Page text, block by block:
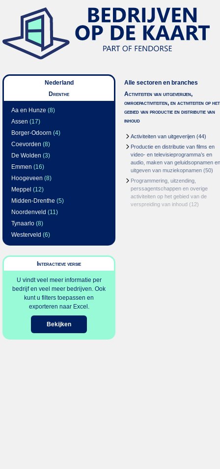
Nederland
Drenthe
Aa en Hunze (8)
Assen (17)
Borger-Odoorn (4)
Coevorden (8)
De Wolden (3)
Emmen (16)
Hoogeveen (8)
Meppel (12)
Midden-Drenthe (5)
Noordenveld (11)
Tynaarlo (8)
Westerveld (6)
Interactieve versie
U vindt veel meer informatie per
bedrijf en veel meer bedrijven. Ook
kunt u filters toepassen en
exporteren naar Excel.
Bekijken
Alle sectoren en branches
Activiteiten van uitgeverijen,
omroepactiviteiten, en activiteiten op het
gebied van productie en distributie van
inhoud
Activiteiten van uitgeverijen (44)
Productie en distributie van films en
video- en televisieprogramma’s en
audio, maken van geluidsopnamen en
uitgeven van muziekopnamen (50)
Programmering, uitzending,
perssagentschappen en overige
activiteiten op het gebied van de
verspreiding van inhoud (12)